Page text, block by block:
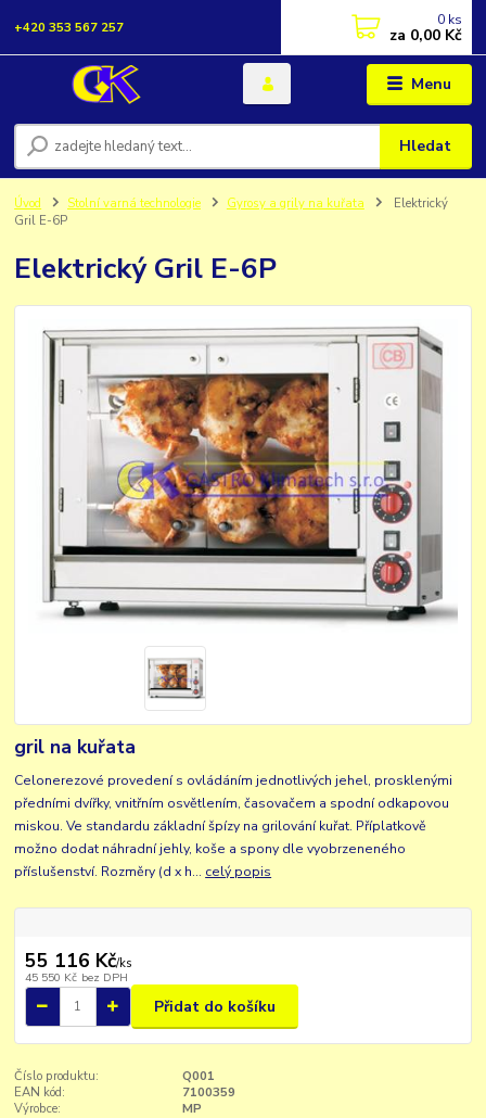
Menu
Hledat
+420 353 567 257 0 ks
za 0,00 Kč
Úvod Stolní varná technologie Gyrosy a grily na kuřata
Elektrický
Gril E-6P
Elektrický Gril E-6P
gril na kuřata
Celonerezové provedení s ovládáním jednotlivých jehel, prosklenými
předními dvířky, vnitřním osvětlením, časovačem a spodní odkapovou
miskou. Ve standardu základní špízy na grilování kuřat. Příplatkově
možno dodat náhradní jehly, koše a spony dle vyobrzeneného
příslušenství. Rozměry (d x h... celý popis
55 116 Kč/ks
45 550 Kč bez DPH
Přidat do košíku
Číslo produktu:
Q001
EAN kód:
7100359
Výrobce:
MP